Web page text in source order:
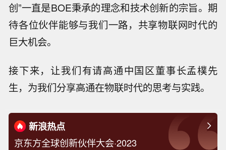
创”一直是BOE秉承的理念和技术创新的宗旨。期
待各位伙伴能够与我们一路，共享物联网时代的
巨大机会。
接下来，让我们有请高通中国区董事长孟樸先
生，为我们分享高通在物联时代的思考与实践。
新浪热点
京东方全球创新伙伴大会·2023